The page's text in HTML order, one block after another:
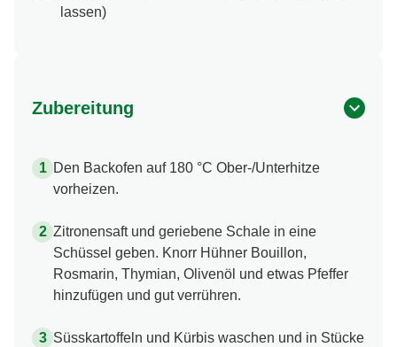
lassen)
Zubereitung
Den Backofen auf 180 °C Ober-/Unterhitze
vorheizen.
Zitronensaft und geriebene Schale in eine
Schüssel geben. Knorr Hühner Bouillon,
Rosmarin, Thymian, Olivenöl und etwas Pfeffer
hinzufügen und gut verrühren.
Süsskartoffeln und Kürbis waschen und in Stücke